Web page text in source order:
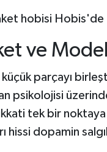
ve Model
parçayı
psikolojisi
tek bir noktaya
hissi dopamin